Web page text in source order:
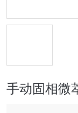
手动固相微